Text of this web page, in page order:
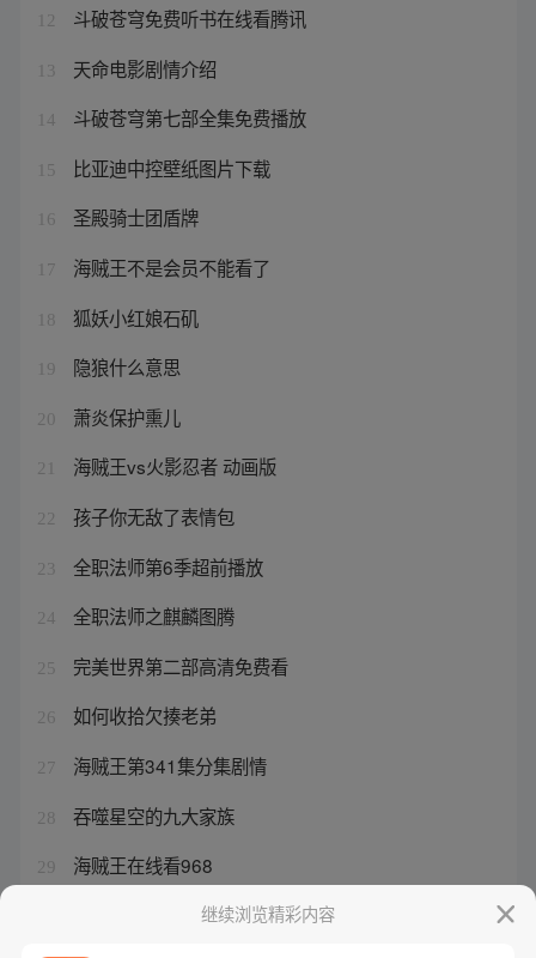
12 斗破苍穹免费听书在线看腾讯
13 天命电影剧情介绍
14 斗破苍穹第七部全集免费播放
15 比亚迪中控壁纸图片下载
16 圣殿骑士团盾牌
17 海贼王不是会员不能看了
18 狐妖小红娘石矶
19 隐狼什么意思
20 萧炎保护熏儿
21 海贼王vs火影忍者 动画版
22 孩子你无敌了表情包
23 全职法师第6季超前播放
24 全职法师之麒麟图腾
25 完美世界第二部高清免费看
26 如何收拾欠揍老弟
27 海贼王第341集分集剧情
28 吞噬星空的九大家族
29 海贼王在线看968
继续浏览精彩内容